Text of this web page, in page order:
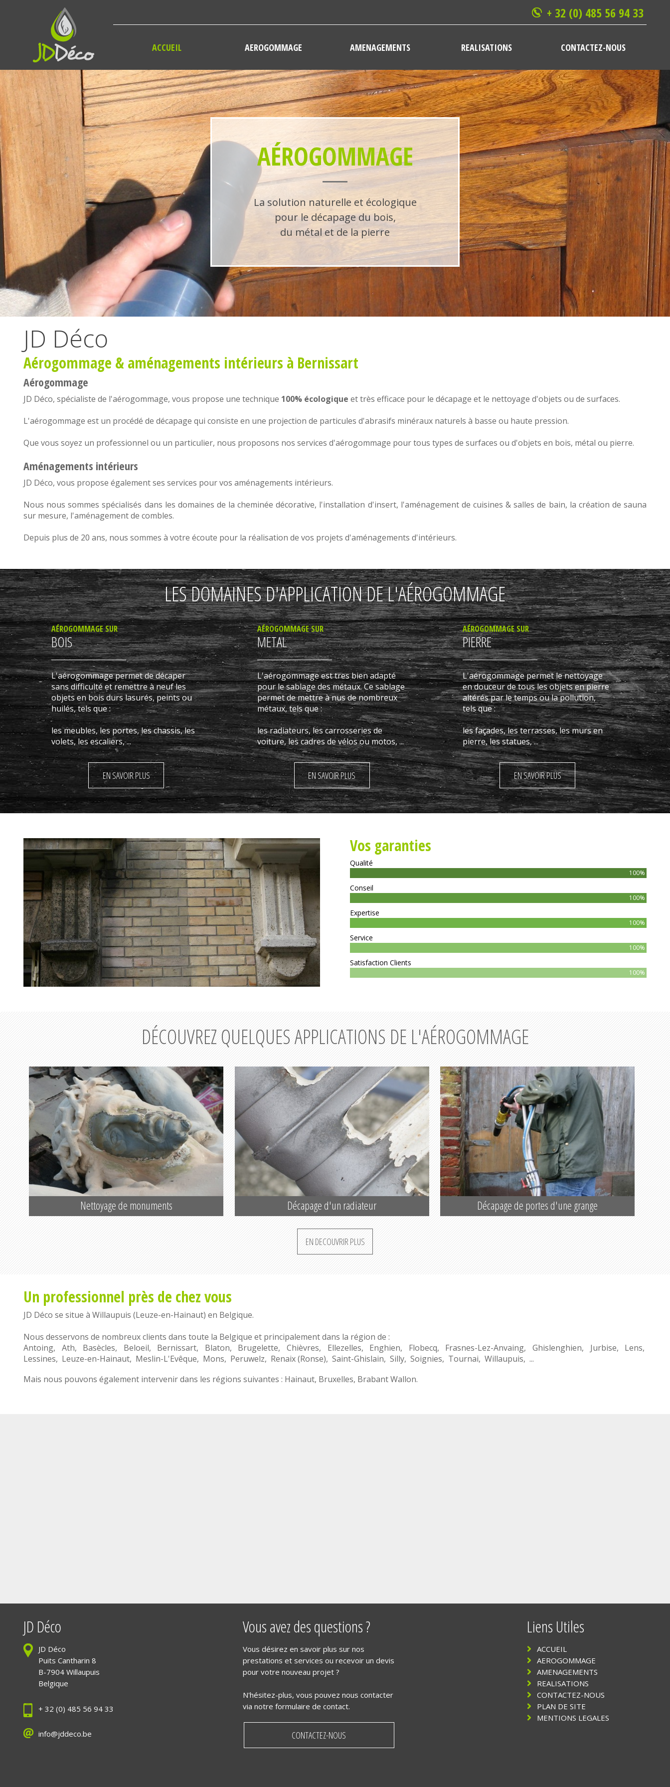
+ 32 (0) 485 56 94 33
ACCUEIL AEROGOMMAGE AMENAGEMENTS REALISATIONS CONTACTEZ-NOUS
AÉROGOMMAGE
La solution naturelle et écologique
pour le décapage du bois,
du métal et de la pierre
JD Déco
Aérogommage &aménagements intérieurs à Bernissart
Aérogommage
JD Déco, spécialiste de l'aérogommage, vous propose une technique 100% écologique et très efficace pour le décapage et le nettoyage d'objets ou de surfaces.
L'aérogommage est un procédé de décapage qui consiste en une projection de particules d'abrasifs minéraux naturels à basse ou haute pression.
Que vous soyez un professionnel ou un particulier, nous proposons nos services d'aérogommage pour tous types de surfaces ou d'objets en bois, métal ou pierre.
Aménagements intérieurs
JD Déco, vous propose également ses services pour vos aménagements intérieurs.
Nous nous sommes spécialisés dans les domaines de lacheminée décorative, l'installation d'insert, l'aménagement decuisines &salles de bain, la création de sauna
sur mesure, l'aménagement de combles.
Depuis plus de 20 ans, nous sommes à votre écoute pour la réalisation de vos projets d'aménagements d'intérieurs.
LES DOMAINES D'APPLICATION DE L'AÉROGOMMAGE
AÉROGOMMAGE SUR
BOIS
L'aérogommage permet de décaper
sans difficulté et remettre à neuf les
objets en bois durs lasurés, peints ou
huilés, tels que :
les meubles, les portes, les chassis, les
volets, les escaliers, ...
EN SAVOIR PLUS
AÉROGOMMAGE SUR
METAL
L'aérogommage est tres bien adapté
pour le sablage des métaux. Ce sablage
permet de mettre à nus de nombreux
métaux, tels que :
les radiateurs, les carrosseries de
voiture, les cadres de vélos ou motos, ...
EN SAVOIR PLUS
AÉROGOMMAGE SUR
PIERRE
L'aérogommage permet le nettoyage
en douceur de tous les objets en pierre
altérés par le temps ou la pollution,
tels que :
les façades, les terrasses, les murs en
pierre, les statues, ...
EN SAVOIR PLUS
Vos garanties
Qualité
100%
Conseil
100%
Expertise
100%
Service
100%
Satisfaction Clients
100%
DÉCOUVREZ QUELQUES APPLICATIONS DE L'AÉROGOMMAGE
Nettoyage de monuments Décapage d'un radiateur Décapage de portes d'une grange
EN DECOUVRIR PLUS
Un professionnel près de chez vous
JD Déco se situe à Willaupuis (Leuze-en-Hainaut) en Belgique.
Nous desservons de nombreux clients dans toute la Belgique et principalement dans la région de :
Antoing, Ath, Basècles, Beloeil, Bernissart, Blaton, Brugelette,Chièvres, Ellezelles, Enghien, Flobecq, Frasnes-Lez-Anvaing, Ghislenghien, Jurbise, Lens,
Lessines, Leuze-en-Hainaut, Meslin-L'Evêque, Mons, Peruwelz, Renaix (Ronse), Saint-Ghislain, Silly, Soignies, Tournai, Willaupuis, ...
Mais nous pouvons également intervenir dans les régions suivantes : Hainaut, Bruxelles, Brabant Wallon.
JD Déco
JD Déco
Puits Cantharin 8
B-7904 Willaupuis
Belgique
+ 32 (0) 485 56 94 33
info@jddeco.be
Vous avez des questions ?
Vous désirez en savoir plus sur nos
prestations et services ou recevoir un devis
pour votre nouveau projet ?
N'hésitez-plus, vous pouvez nous contacter
via notre formulaire de contact.
CONTACTEZ-NOUS
Liens Utiles
ACCUEIL
AEROGOMMAGE
AMENAGEMENTS
REALISATIONS
CONTACTEZ-NOUS
PLAN DE SITE
MENTIONS LEGALES